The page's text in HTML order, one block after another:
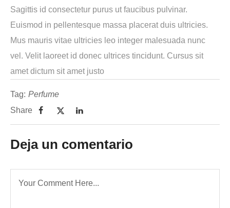
Sagittis id consectetur purus ut faucibus pulvinar.
Euismod in pellentesque massa placerat duis ultricies.
Mus mauris vitae ultricies leo integer malesuada nunc
vel. Velit laoreet id donec ultrices tincidunt. Cursus sit
amet dictum sit amet justo
Tag: Perfume
Share
Deja un comentario